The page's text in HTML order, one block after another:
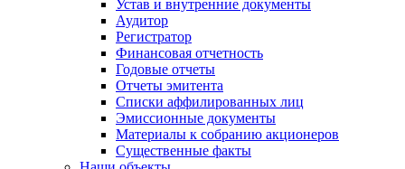
Устав и внутренние документы
Аудитор
Регистратор
Финансовая отчетность
Годовые отчеты
Отчеты эмитента
Списки аффилированных лиц
Эмиссионные документы
Материалы к собранию акционеров
Существенные факты